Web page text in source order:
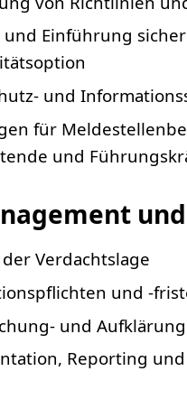
und Einführung
und
für
und
Verdachtslage
und -
und
Reporting